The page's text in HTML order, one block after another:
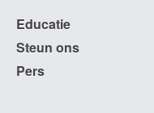
ca. 1550 - 1620
Frans
Educatie
Steun ons
Pers